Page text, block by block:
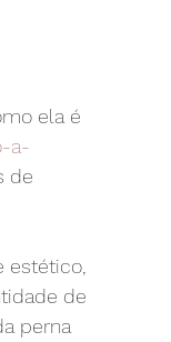
ela é
a-
de
estético,
de
perna